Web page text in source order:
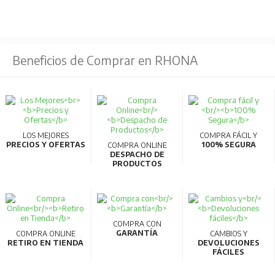
dispositivos de operación eléctrica.
internacionales como IEC, JIS, EN, GB, UL, CSA y
aprobaciones marinas.
Funciones inteligentes: Unidad de medición y
visualización (MDU) para modelos de 250-800AF, con
transmisión de datos a PC o PLC.
protección contra sobrecargas y cortocircuitos, y
función de pre-alarma.
Aislamiento: Todos los productos cumplen con la
Beneficios de Comprar en RHONA
LOS MEJORES
PRECIOS Y OFERTAS
COMPRA ONLINE
DESPACHO DE
PRODUCTOS
COMPRA FÁCIL Y
100% SEGURA
COMPRA ONLINE
RETIRO EN TIENDA
COMPRA CON
GARANTÍA
CAMBIOS Y
DEVOLUCIONES
FÁCILES